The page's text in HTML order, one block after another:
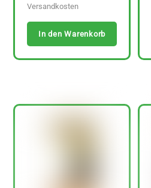
Versandkosten
In den Warenkorb